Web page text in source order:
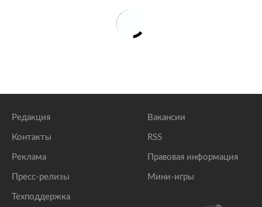
Редакция
Контакты
Реклама
Пресс-релизы
Техподдержка
Вакансии
RSS
Правовая информация
Мини-игры